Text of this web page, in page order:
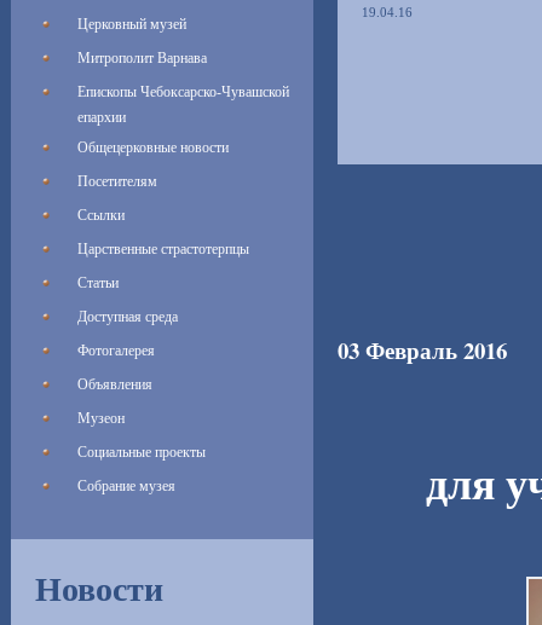
Церковный музей
Митрополит Варнава
Епископы Чебоксарско-Чувашской
епархии
Общецерковные новости
Посетителям
Ссылки
Царственные страстотерпцы
Статьи
Доступная среда
Фотогалерея
Объявления
Музеон
Социальные проекты
Собрание музея
Новости
19.04.16
03 Февраль 2016
для